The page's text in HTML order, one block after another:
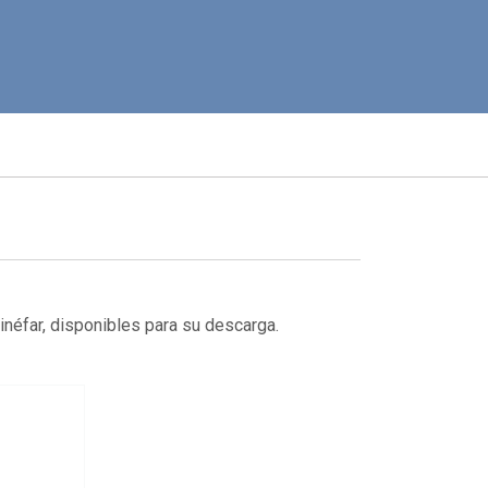
disponibles para su descarga.